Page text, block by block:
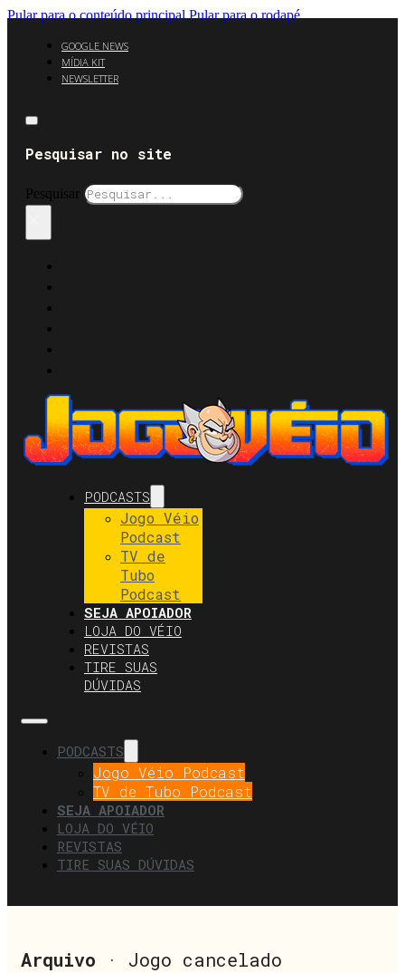
Pular para o conteúdo principal Pular para o rodapé
GOOGLE NEWS
MÍDIA KIT
NEWSLETTER
Pesquisar no site
Pesquisar
PODCASTS
Jogo Véio
Podcast
TV de
Tubo
Podcast
SEJA APOIADOR
LOJA DO VÉIO
REVISTAS
TIRE SUAS
DÚVIDAS
PODCASTS
Jogo Véio Podcast
TV de Tubo Podcast
SEJA APOIADOR
LOJA DO VÉIO
REVISTAS
TIRE SUAS DÚVIDAS
Arquivo · Jogo cancelado